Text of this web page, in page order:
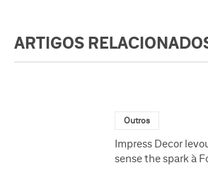
ARTIGOS
Outros
Impress Decor
sense the spark à